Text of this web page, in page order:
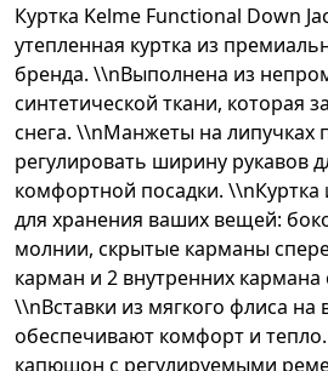
Куртка Kelme Functional Down
утепленная куртка из
бренда. \\nВыполнена из
синтетической ткани, которая
снега. \\nМанжеты на липучках
регулировать ширину рукавов
комфортной посадки. \\nКуртка
для хранения ваших вещей:
молнии, скрытые карманы
карман и 2 внутренних
\\nВставки из мягкого флиса на
обеспечивают комфорт и
капюшон с регулируемыми